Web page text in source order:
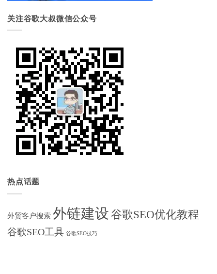
关注谷歌大叔微信公众号
热点话题
外贸客户搜索 外链建设谷歌SEO优化教程
谷歌SEO工具 谷歌SEO技巧